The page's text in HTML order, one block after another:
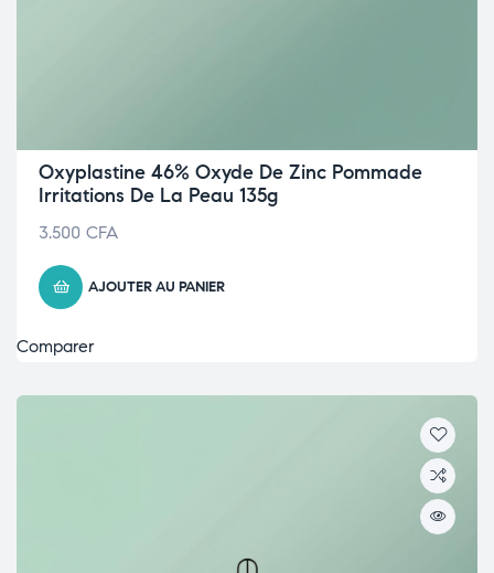
Oxyplastine 46% Oxyde De Zinc Pommade
Irritations De La Peau 135g
3.500 CFA
AJOUTER AU PANIER
Comparer